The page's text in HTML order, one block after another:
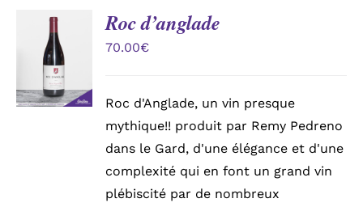
AJOUTER
AU
PANIER
/
DÉTAILS
Roc d’anglade
70.00€
Roc d'Anglade, un vin presque
mythique!! produit par Remy Pedreno
dans le Gard, d'une élégance et d'une
complexité qui en font un grand vin
plébiscité par de nombreux